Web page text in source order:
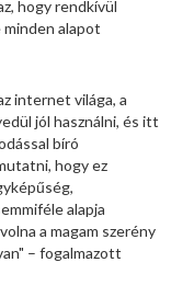
hogy rendkívül
alapot
internet világa, a
jól használni, és itt
bíró
hogy ez
alapja
a magam szerény
– fogalmazott